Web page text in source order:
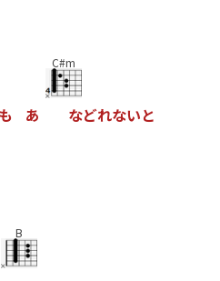
も あ
C#m
などれないと
B